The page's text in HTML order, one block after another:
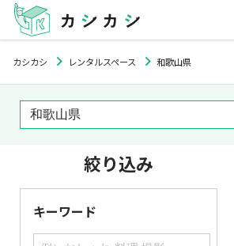
カシカシ レンタルスペース 和歌山県
絞り込み
キーワード